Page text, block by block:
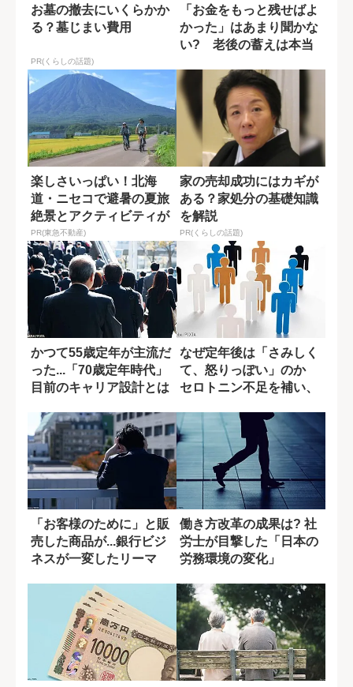
お墓の撤去にいくらかか
る？墓じまい費用
PR(くらしの話題)
「お金をもっと残せばよ
かった」はあまり聞かな
い? 老後の蓄えは本当
楽しさいっぱい！北海
道・ニセコで避暑の夏旅
絶景とアクティビティが
揃う「ニセコ東...
PR(東急不動産)
家の売却成功にはカギが
ある？家処分の基礎知識
を解説
PR(くらしの話題)
かつて55歳定年が主流だ
った...「70歳定年時代」
目前のキャリア設計とは
なぜ定年後は「さみしく
て、怒りっぽい」のか
セロトニン不足を補い、
「お客様のために」と販
売した商品が...銀行ビジ
ネスが一変したリーマ
働き方改革の成果は? 社
労士が目撃した「日本の
労務環境の変化」